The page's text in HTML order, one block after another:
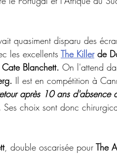
quasiment disparu des
les excellents The Killer de
Cate Blanchett. On l'attend
Il est en compétition à
après 10 ans d'absence
Ses choix sont donc
, double oscarisée pour The